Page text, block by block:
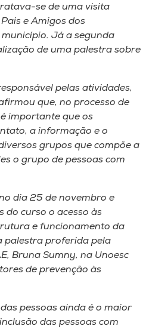
se de uma visita
e Amigos dos
município. Já a segunda
de uma palestra sobre
pelas atividades,
que, no processo de
importante que os
a informação e o
grupos que compõe a
o grupo de pessoas com
dia 25 de novembro e
do curso o acesso às
e funcionamento da
palestra proferida pela
Bruna Sumny, na Unoesc
de prevenção às
pessoas ainda é o maior
das pessoas com